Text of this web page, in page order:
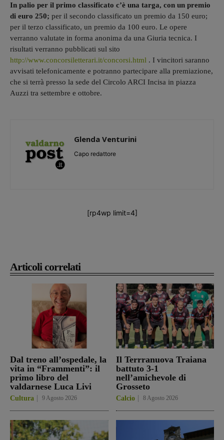
Articoli correlati
Dal treno all’ospedale, la
vita in “Frammenti”: il
primo libro del
valdarnese Luca Livi
Cultura 9 Agosto 2026
Il Terrranuova Traiana
battuto 3-1
nell’amichevole di
Grosseto
Calcio 8 Agosto 2026
In palio per il primo classificato c’è una targa, con un premio
di euro 250; per il secondo classificato un premio da 150 euro;
per il terzo classificato, un premio da 100 euro. Le opere
verranno valutate in forma anonima da una Giuria tecnica. I
risultati verranno pubblicati sul sito
http://www.concorsiletterari.it/concorsi.html . I vincitori saranno
avvisati telefonicamente e potranno partecipare alla premiazione,
che si terrà presso la sede del Circolo ARCI Incisa in piazza
Auzzi tra settembre e ottobre.
Glenda Venturini
Capo redattore
[rp4wp limit=4]